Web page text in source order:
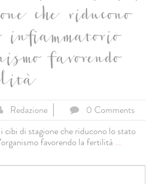
che riducono
favorendo
Redazione
0 Comments
i cibi di stagione che riducono lo stato
favorendo la fertilità ...